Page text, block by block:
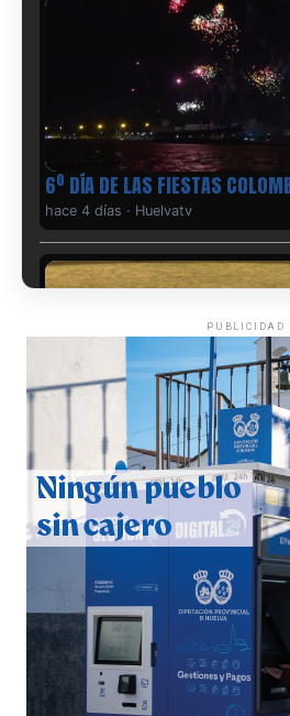
6º DÍA DE LAS FIESTAS
hace 4 días · Huelvatv
QUINTA CORRIDA DE LAS
2026
hace 5 días·Huelvatv
PUBLICIDAD